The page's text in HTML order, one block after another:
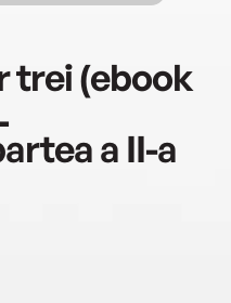
trei (ebook
a II-a